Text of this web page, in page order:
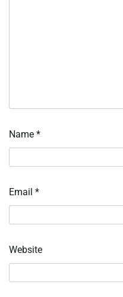
Name *
Email *
Website